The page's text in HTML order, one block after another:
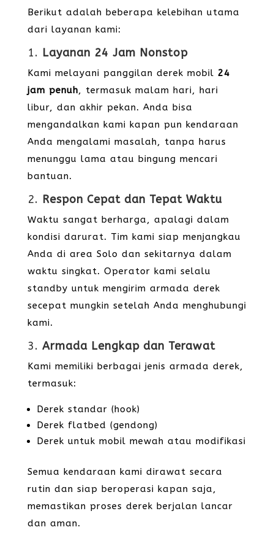
Berikut adalah beberapa kelebihan utama
dari layanan kami:
1. Layanan 24 Jam Nonstop
Kami melayani panggilan derek mobil 24
jam penuh, termasuk malam hari, hari
libur, dan akhir pekan. Anda bisa
mengandalkan kami kapan pun kendaraan
Anda mengalami masalah, tanpa harus
menunggu lama atau bingung mencari
bantuan.
2. Respon Cepat dan Tepat Waktu
Waktu sangat berharga, apalagi dalam
kondisi darurat. Tim kami siap menjangkau
Anda di area Solo dan sekitarnya dalam
waktu singkat. Operator kami selalu
standby untuk mengirim armada derek
secepat mungkin setelah Anda menghubungi
kami.
3. Armada Lengkap dan Terawat
Kami memiliki berbagai jenis armada derek,
termasuk:
Derek standar (hook)
Derek flatbed (gendong)
Derek untuk mobil mewah atau modifikasi
Semua kendaraan kami dirawat secara
rutin dan siap beroperasi kapan saja,
memastikan proses derek berjalan lancar
dan aman.